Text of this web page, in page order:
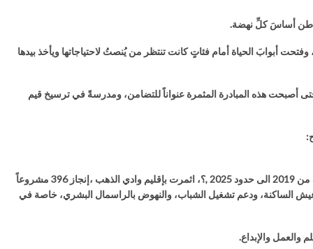
أساسَ كلِّ نهضة.
أبوابَ الحياة أمام فئاتٍ كانت تنتظر من يُنصتُ لاحتياجاتها ويأخذ بيدها
هذه المبادرة المثمرة عنواناً للتضامن، ومدرسةً في ترسيخ قيم
“بخصوص انجازات المبادرة الوطنية للتنمية البشرية التي أطلقها صاحب الجلالة الملك محمد السادس يوم 18 ماي من سنة 2018 ،بالنسبة للمرحلة الثالثة الممتدة من 2019 الى حدود 2025 ,؟، اثمرت بإقليم وادي الذهب ،إنجاز 396 مشروعاً
,من إجمالي التمويل،وهي مشاريع همّت تحسين ظروف عيش الساكنة، ودعم تشغيل الشباب، والنهوض بالراسمال البشري، خاصة في
والعمل والإبداع.